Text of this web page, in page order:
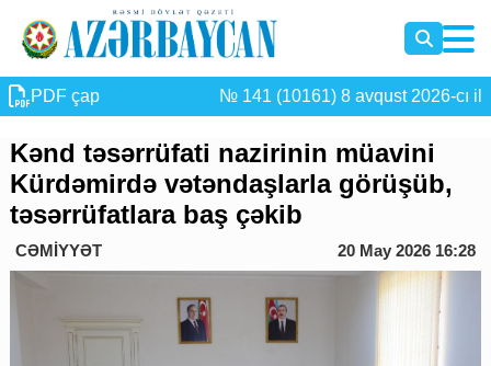
PDF çap № 141 (10161) 8 avqust 2026-cı il
Kənd təsərrüfati nazirinin müavini
Kürdəmirdə vətəndaşlarla görüşüb,
təsərrüfatlara baş çəkib
CƏMİYYƏT 20 May 2026 16:28